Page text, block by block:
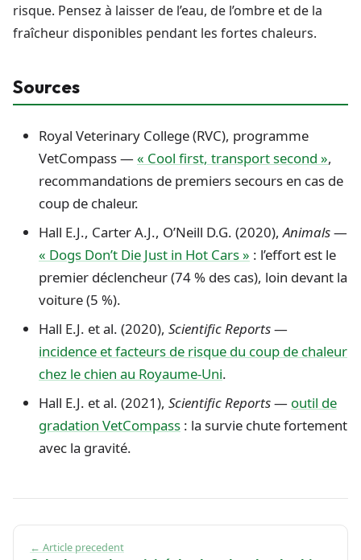
risque. Pensez à laisser de l’eau, de l’ombre et de la
fraîcheur disponibles pendant les fortes chaleurs.
Sources
Royal Veterinary College (RVC), programme
VetCompass —« Cool first, transport second »,
recommandations de premiers secours en cas de
coup de chaleur.
Hall E.J., Carter A.J., O’Neill D.G. (2020),Animals—
« Dogs Don’t Die Just in Hot Cars » : l’effort est le
premier déclencheur (74 % des cas), loin devant la
voiture (5 %).
Hall E.J. et al. (2020), Scientific Reports—
incidence et facteurs de risque du coup de chaleur
chez le chien au Royaume-Uni.
Hall E.J. et al. (2021), Scientific Reports— outil de
gradation VetCompass : la survie chute fortement
avec la gravité.
← Article precedent